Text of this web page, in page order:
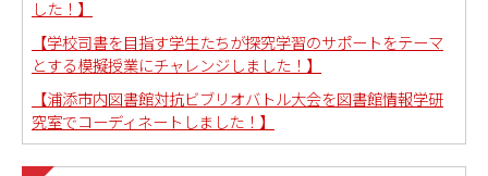
した！】
【学校司書を目指す学生たちが探究学習のサポートをテーマ
とする模擬授業にチャレンジしました！】
【浦添市内図書館対抗ビブリオバトル大会を図書館情報学研
究室でコーディネートしました！】